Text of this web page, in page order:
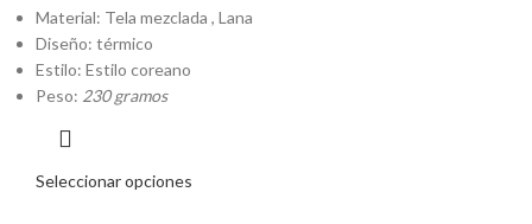
Material: Tela mezclada , Lana
Diseño: térmico
Estilo: Estilo coreano
Peso: 230 gramos
Seleccionar opciones